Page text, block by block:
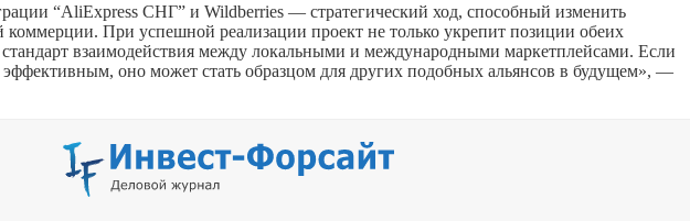
“AliExpress СНГ” и Wildberries — стратегический ход, способный изменить
При успешной реализации проект не только укрепит позиции обеих
взаимодействия между локальными и международными маркетплейсами. Если
эффективным, оно может стать образцом для других подобных альянсов в будущем», —